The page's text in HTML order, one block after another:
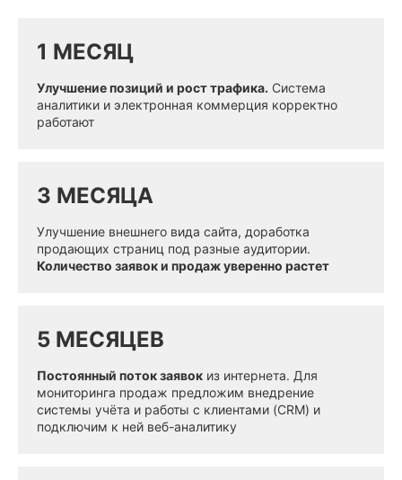
1 МЕСЯЦ
Улучшение позиций и рост трафика. Система
аналитики и электронная коммерция корректно
работают
3 МЕСЯЦА
Улучшение внешнего вида сайта, доработка
продающих страниц под разные аудитории.
Количество заявок и продаж уверенно растет
5 МЕСЯЦЕВ
Постоянный поток заявок из интернета. Для
мониторинга продаж предложим внедрение
системы учёта и работы с клиентами (CRM) и
подключим к ней веб-аналитику